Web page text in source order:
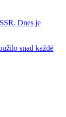
Dnes je
snad každé